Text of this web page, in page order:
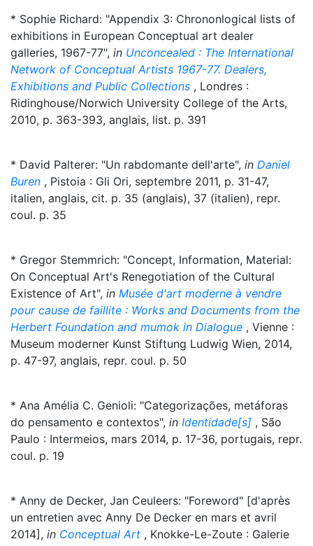
* Sophie Richard: "Appendix 3: Chrononlogical lists of
exhibitions in European Conceptual art dealer
galleries, 1967-77", in Unconcealed : The International
Network of Conceptual Artists 1967-77. Dealers,
Exhibitions and Public Collections , Londres :
Ridinghouse/Norwich University College of the Arts,
2010, p. 363-393, anglais, list. p. 391
* David Palterer: "Un rabdomante dell'arte", in Daniel
Buren , Pistoia : Gli Ori, septembre 2011, p. 31-47,
italien, anglais, cit. p. 35 (anglais), 37 (italien), repr.
coul. p. 35
* Gregor Stemmrich: "Concept, Information, Material:
On Conceptual Art's Renegotiation of the Cultural
Existence of Art", in Musée d'art moderne à vendre
pour cause de faillite : Works and Documents from the
Herbert Foundation and mumok in Dialogue , Vienne :
Museum moderner Kunst Stiftung Ludwig Wien, 2014,
p. 47-97, anglais, repr. coul. p. 50
* Ana Amélia C. Genioli: "Categorizações, metáforas
do pensamento e contextos", in Identidade[s] , São
Paulo : Intermeios, mars 2014, p. 17-36, portugais, repr.
coul. p. 19
* Anny de Decker, Jan Ceuleers: "Foreword" [d'après
un entretien avec Anny De Decker en mars et avril
2014], in Conceptual Art , Knokke-Le-Zoute : Galerie